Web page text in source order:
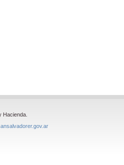
Hacienda.